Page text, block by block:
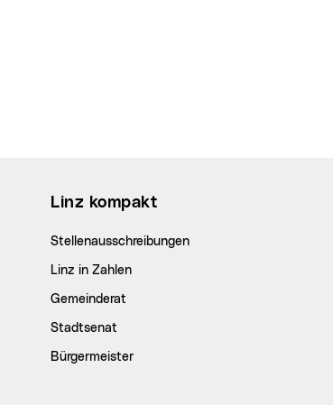
Linz kompakt
Stellenausschreibungen
Linz in Zahlen
Gemeinderat
Stadtsenat
Bürgermeister